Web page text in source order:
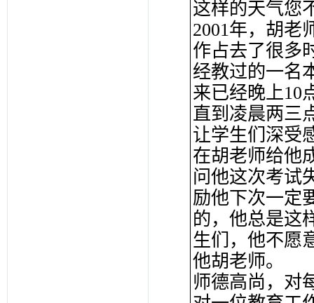
这样的天气您
2001年，胡老
作占去了很多
经教过的一名
来已经晚上10
直到凌晨两三
让学生们深受
在胡老师给他
问他这次考试
励他下次一定
的，他总是这
生们，他不愿
他胡老师。
师德高尚，对